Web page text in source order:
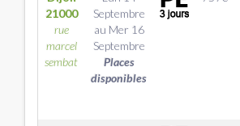
21000
rue
marcel
sembat
Septembre
au Mer 16
Septembre
Places
disponibles